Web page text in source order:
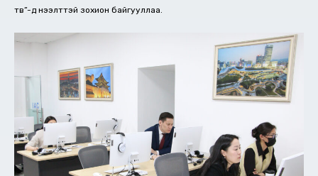
төв”-д нээлттэй зохион байгууллаа.